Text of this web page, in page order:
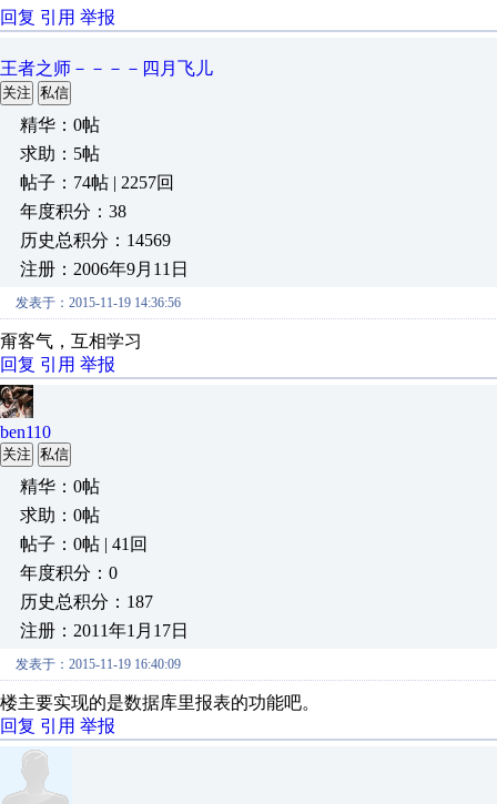
回复 引用 举报
王者之师－－－－四月飞儿
关注 私信
精华：0帖
求助：5帖
帖子：74帖 | 2257回
年度积分：38
历史总积分：14569
注册：2006年9月11日
发表于：2015-11-19 14:36:56
甭客气，互相学习
回复 引用 举报
ben110
关注 私信
精华：0帖
求助：0帖
帖子：0帖 | 41回
年度积分：0
历史总积分：187
注册：2011年1月17日
发表于：2015-11-19 16:40:09
楼主要实现的是数据库里报表的功能吧。
回复 引用 举报